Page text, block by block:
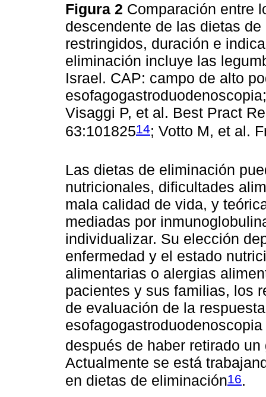
Figura 2 Comparación entre
descendente de las dietas
restringidos, duración e
eliminación incluye las
Israel. CAP: campo de alto
Visaggi P, et al. Best Pract
63:10182514; Votto M, et al.
Las dietas de eliminación
nutricionales, dificultades
mala calidad de vida, y
mediadas por
individualizar. Su elección
enfermedad y el estado
alimentarias o alergias
pacientes y sus familias, los
de evaluación de la
después de haber retirado
Actualmente se está
en dietas de eliminación16.